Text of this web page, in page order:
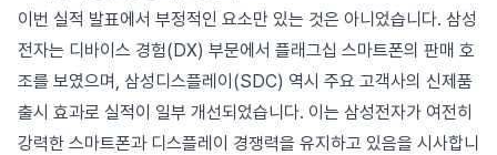
이번 실적 발표에서 부정적인 요소만 있는 것은 아니었습니다. 삼성
전자는 디바이스 경험(DX) 부문에서 플래그십 스마트폰의 판매 호
조를 보였으며, 삼성디스플레이(SDC) 역시 주요 고객사의 신제품
출시 효과로 실적이 일부 개선되었습니다. 이는 삼성전자가 여전히
강력한 스마트폰과 디스플레이 경쟁력을 유지하고 있음을 시사합니